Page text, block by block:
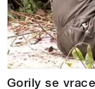
Gorily se